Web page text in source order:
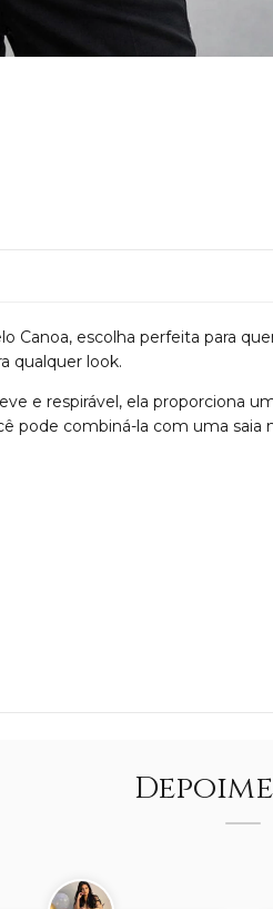
Canoa, escolha perfeita para
qualquer look.
e respirável, ela proporciona
pode combiná-la com uma saia